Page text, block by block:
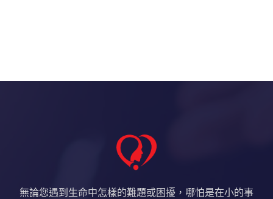
無論您遇到生命中怎樣的難題或困擾，哪怕是在小的事